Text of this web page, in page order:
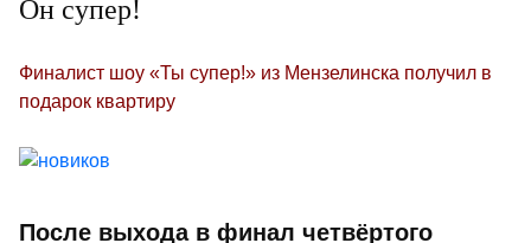
Он супер!
Финалист шоу «Ты супер!» из Мензелинска получил в
подарок квартиру
После выхода в финал четвёртого